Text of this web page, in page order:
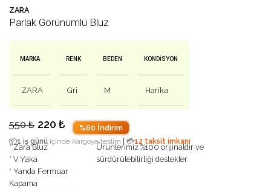
ZARA
Parlak Görünümlü Bluz
MARKA
ZARA
RENK
Gri
BEDEN
M
KONDISYON
Harika
550₺ 220 ₺ %60 İndirim
📦1 iş günü içinde kargoya teslim 💳12 taksit imkanı
* Zara Bluz
* V Yaka
* Yanda Fermuar
Kapama
Ürünlerimiz %100 orijinaldir ve
sürdürülebilirliği destekler